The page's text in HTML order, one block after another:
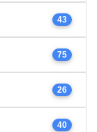
43
75
26
40